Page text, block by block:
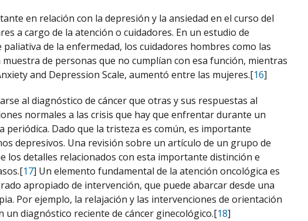
en relación con la depresión y la ansiedad en el curso del
a cargo de la atención o cuidadores. En un estudio de
de la enfermedad, los cuidadores hombres como las
de personas que no cumplían con esa función, mientras
and Depression Scale, aumentó entre las mujeres.[16]
al diagnóstico de cáncer que otras y sus respuestas al
normales a las crisis que hay que enfrentar durante un
Dado que la tristeza es común, es importante
depresivos. Una revisión sobre un artículo de un grupo de
los detalles relacionados con esta importante distinción e
17] Un elemento fundamental de la atención oncológica es
apropiado de intervención, que puede abarcar desde una
Por ejemplo, la relajación y las intervenciones de orientación
diagnóstico reciente de cáncer ginecológico.[18]